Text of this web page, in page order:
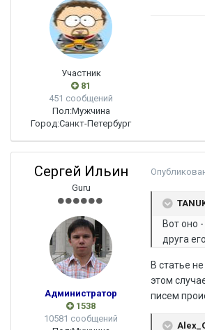
Участник
81
451 сообщений
Пол:Мужчина
Город:Санкт-Петербург
Сергей Ильин
Guru
Администратор
1538
10581 сообщений
Вот оно
друга
В статье
этом
писем